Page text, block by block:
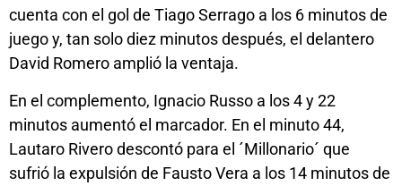
cuenta con el gol de Tiago Serrago a los 6 minutos de
juego y, tan solo diez minutos después, el delantero
David Romero amplió la ventaja.
En el complemento, Ignacio Russo a los 4 y 22
minutos aumentó el marcador. En el minuto 44,
Lautaro Rivero descontó para el ´Millonario´ que
sufrió la expulsión de Fausto Vera a los 14 minutos de